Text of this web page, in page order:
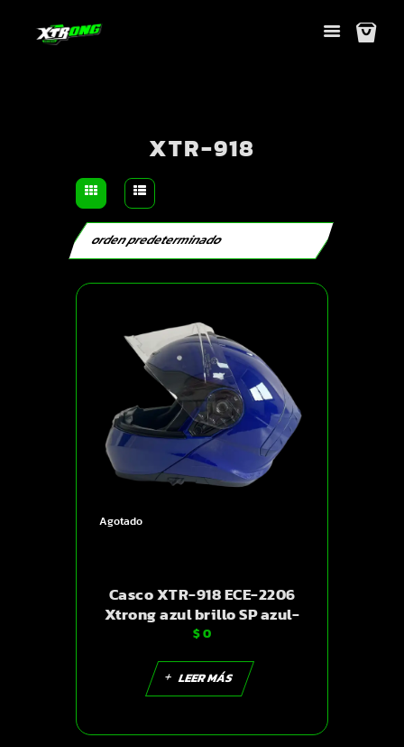
XTR-918
Agotado
Casco XTR-918 ECE-2206
Xtrong azul brillo SP azul-
brillo visor transparente L |
$ 0
LEER MÁS